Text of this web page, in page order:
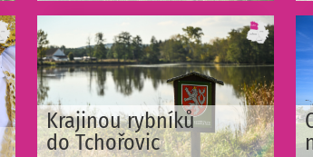
Krajinou rybníků
do Tchořovic